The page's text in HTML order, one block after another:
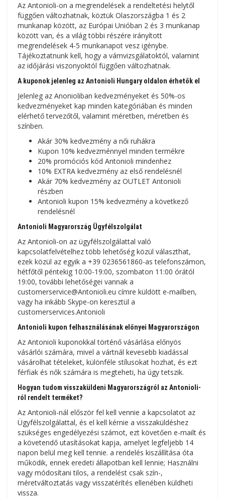
Az Antonioli-on a megrendelések a rendeltetési helytől
függően változhatnak, köztük Olaszországba 1 és 2
munkanap között, az Európai Unióban 2 és 3 munkanap
között van, és a világ többi részére irányított
megrendelések 4-5 munkanapot vesz igénybe.
Tájékoztatnunk kell, hogy a vámvizsgálatoktól, valamint
az időjárási viszonyoktól függően változhatnak.
A kuponok jelenleg az Antonioli Hungary oldalon érhetők el
Jelenleg az Anonioliban kedvezményeket és 50%-os
kedvezményeket kap minden kategóriában és minden
elérhető tervezőtől, valamint méretben, méretben és
színben.
Akár 30% kedvezmény a női ruhákra
Kupon 10% kedvezménnyel minden termékre
20% promóciós kód Antonioli mindenhez
10% EXTRA kedvezmény az első rendelésnél
Akár 70% kedvezmény az OUTLET Antonioli
részben
Antonioli kupon 15% kedvezmény a következő
rendelésnél
Antonioli Magyarország Ügyfélszolgálat
Az Antonioli-on az ügyfélszolgálattal való
kapcsolatfelvételhez több lehetőség közül választhat,
ezek közül az egyik a +39 0236561860-as telefonszámon,
hétfőtől péntekig 10:00-19:00, szombaton 11:00 órától
19:00, további lehetőségei vannak a
customerservice@Antonioli.eu címre küldött e-mailben,
vagy ha inkább Skype-on keresztül a
customerservices.Antonioli
Antonioli kupon felhasználásának előnyei Magyarországon
Az Antonioli kuponokkal történő vásárlása előnyös
vásárlói számára, mivel a vártnál kevesebb kiadással
vásárolhat tételeket, különféle stílusokat hozhat, és ezt
férfiak és nők számára is megteheti, ha úgy tetszik.
Hogyan tudom visszaküldeni Magyarországról az Antonioli-
ról rendelt terméket?
Az Antonioli-nál először fel kell vennie a kapcsolatot az
Ügyfélszolgálattal, és el kell kérnie a visszaküldéshez
szükséges engedélyezési számot, ezt követően e-mailt és
a követendő utasításokat kapja, amelyet legfeljebb 14
napon belül meg kell tennie. a rendelés kiszállítása óta
működik, ennek eredeti állapotban kell lennie; Használni
vagy módosítani tilos, a rendelést csak szín-,
méretváltoztatás vagy visszatérítés ellenében küldheti
vissza.